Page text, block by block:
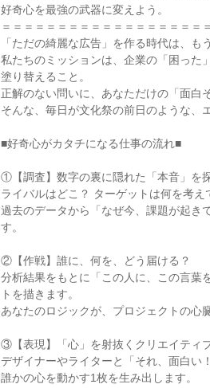
好奇心を最強の武器に変えよう。
＝＝＝＝＝＝＝＝＝＝＝＝＝＝＝＝＝＝
「ただの綺麗な広告」を作る時代は、も
私たちのミッションは、企業の「困った
塗り替えること。
正解のない問いに、あなただけの「面白
そんな、毎日が文化祭の前日のような、
■好奇心がカタチになる仕事の流れ■
①【調査】数字の裏に隠れた「本音」を
ライバルはどこ？ ターゲットは何を考え
過去のデータから「なぜ今、課題が起き
す。
②【作戦】誰に、何を、どう届ける？
分析結果をもとに「この人に、この言葉
トを描きます。
あなたのロジックが、プロジェクトの心
③【表現】「心」を射抜くクリエイティ
デザイナーやライターと「それ、面白い
誰かの心を動かす1枚を生み出します。